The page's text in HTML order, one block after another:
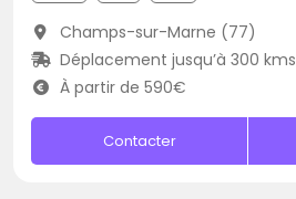
Champs-sur-Marne (77)
Déplacement jusqu’à 300 kms
À partir de 590€
Contacter